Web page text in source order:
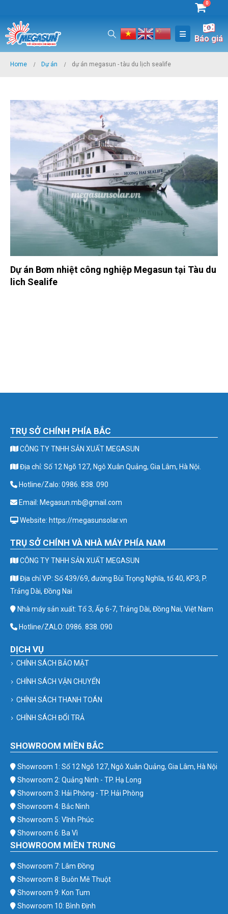
0
Báo giá
Home Dự án dự án megasun - tàu du lịch sealife
Dự án Bơm nhiệt công nghiệp Megasun tại Tàu du
lich Sealife
TRỤ SỞ CHÍNH PHÍA BẮC
CÔNG TY TNHH SẢN XUẤT MEGASUN
Địa chỉ: Số 12 Ngõ 127, Ngô Xuân Quảng, Gia Lâm, Hà Nội.
Hotline/Zalo: 0986. 838. 090
Email: Megasun.mb@gmail.com
Website: https://megasunsolar.vn
TRỤ SỞ CHÍNH VÀ NHÀ MÁY PHÍA NAM
CÔNG TY TNHH SẢN XUẤT MEGASUN
Địa chỉ VP: Số 439/69, đường Bùi Trọng Nghĩa, tổ 40, KP3, P.
Trảng Dài, Đồng Nai
Nhà máy sản xuất: Tổ 3, Ấp 6-7, Trảng Dài, Đồng Nai, Việt Nam
Hotline/ZALO: 0986. 838. 090
DỊCH VỤ
CHÍNH SÁCH BẢO MẬT
CHÍNH SÁCH VẬN CHUYỂN
CHÍNH SÁCH THANH TOÁN
CHÍNH SÁCH ĐỔI TRẢ
SHOWROOM MIỀN BẮC
Showroom 1: Số 12 Ngõ 127, Ngô Xuân Quảng, Gia Lâm, Hà Nội
Showroom 2: Quảng Ninh - TP. Hạ Long
Showroom 3: Hải Phòng - TP. Hải Phòng
Showroom 4: Bắc Ninh
Showroom 5: Vĩnh Phúc
Showroom 6: Ba Vì
SHOWROOM MIỀN TRUNG
Showroom 7: Lâm Đồng
Showroom 8: Buôn Mê Thuột
Showroom 9: Kon Tum
Showroom 10: Bình Định